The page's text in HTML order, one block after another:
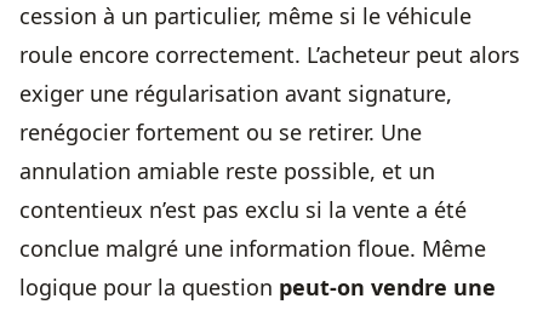
cession à un particulier, même si le véhicule
roule encore correctement. L’acheteur peut alors
exiger une régularisation avant signature,
renégocier fortement ou se retirer. Une
annulation amiable reste possible, et un
contentieux n’est pas exclu si la vente a été
conclue malgré une information floue. Même
logique pour la question peut-on vendre une